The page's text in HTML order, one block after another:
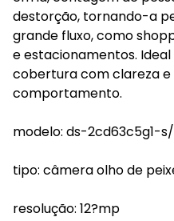
destorção, tornando-a
grande fluxo, como
e estacionamentos.
cobertura com clareza
comportamento.
modelo: ds-2cd63c5g1-
tipo: câmera olho de
resolução: 12?mp